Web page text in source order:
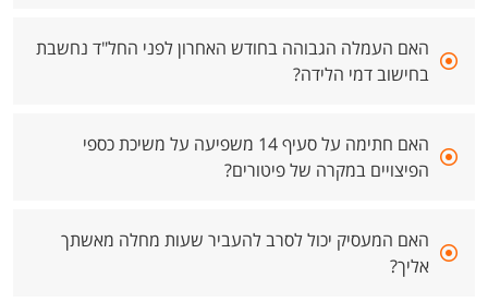
האם העמלה הגבוהה בחודש האחרון לפני החל"ד נחשבת
בחישוב דמי הלידה?
האם חתימה על סעיף 14 משפיעה על משיכת כספי
הפיצויים במקרה של פיטורים?
האם המעסיק יכול לסרב להעביר שעות מחלה מאשתך
אליך?